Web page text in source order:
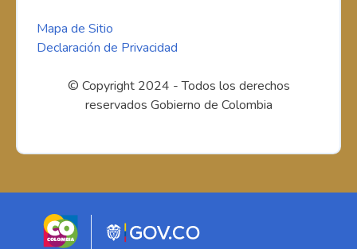
Mapa de Sitio
Declaración de Privacidad
© Copyright 2024 - Todos los derechos
reservados Gobierno de Colombia